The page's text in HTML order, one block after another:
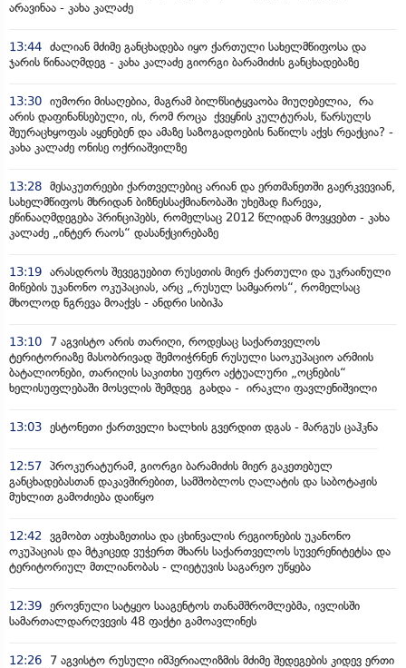
არავინაა - კახა კალაძე
13:44 ძალიან მძიმე განცხადება იყო ქართული სახელმწიფოსა და
ჯარის წინააღმდეგ - კახა კალაძე გიორგი ბარამიძის განცხადებაზე
13:30 იუმორი მისაღებია, მაგრამ ბილწსიტყვაობა მიუღებელია, რა
არის დაფინანსებული, ის, რომ როცა ქვეყნის კულტურას, წარსულს
შეურაცხყოფას აყენებენ და ამაზე საზოგადოების ნაწილს აქვს რეაქცია? -
კახა კალაძე ონისე ოქრიაშვილზე
13:28 მესაკუთრეები ქართველებიც არიან და ერთმანეთში გაერკვევიან,
სახელმწიფოს მხრიდან ბიზნესსაქმიანობაში უხეშად ჩარევა,
ეწინააღმდეგება პრინციპებს, რომელსაც 2012 წლიდან მოვყვებთ - კახა
კალაძე „ინტერ რაოს“ დასანქცირებაზე
13:19 არასდროს შევეგუებით რუსეთის მიერ ქართული და უკრაინული
მიწების უკანონო ოკუპაციას, არც „რუსულ სამყაროს“, რომელსაც
მხოლოდ ნგრევა მოაქვს - ანდრი სიბიჰა
13:10
7 აგვისტო არის თარიღი, როდესაც საქართველოს
ტერიტორიაზე მასობრივად შემოიჭრნენ რუსული საოკუპაციო არმიის
ბატალიონები, თარიღის საკითხი უფრო აქტუალური „ოცნების“
ხელისუფლებაში მოსვლის შემდეგ გახდა - ირაკლი ფავლენიშვილი
13:03 ესტონეთი ქართველი ხალხის გვერდით დგას - მარგუს ცაჰკნა
12:57 პროკურატურამ, გიორგი ბარამიძის მიერ გაკეთებულ
განცხადებასთან დაკავშირებით, სამშობლოს ღალატის და საბოტაჟის
მუხლით გამოძიება დაიწყო
12:42 ვგმობთ აფხაზეთისა და ცხინვალის რეგიონების უკანონო
ოკუპაციას და მტკიცედ ვუჭერთ მხარს საქართველოს სუვერენიტეტსა და
ტერიტორიულ მთლიანობას - ლიეტუვის საგარეო უწყება
12:39 ეროვნული სატყეო სააგენტოს თანამშრომლებმა, ივლისში
სამართალდარღვევის 48 ფაქტი გამოავლინეს
12:26
7 აგვისტო რუსული იმპერიალიზმის მძიმე შედეგების კიდევ ერთი